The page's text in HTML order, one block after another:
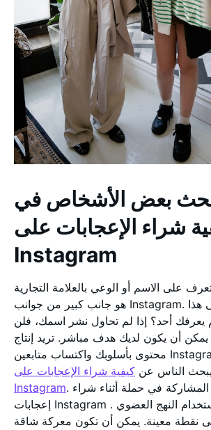
يبحث بعض الأشخاص في
شراء الإعجابات على
Instagram
على الاسم أو الوعي بالعلامة التجارية
هو جانب كبير من جوانب Instagram. كيف ستحصل على هذا
يعرفك أحد؟ إذا لم تحاول نشر اسمك، فلن
أن يكون لديك هدف مباشر. تريد إنتاج
محتوى بأسلوبك واكتساب متابعين Instagram بطريقة طبيعية.
الناس عن كيفية شراء الإعجابات على
Instagram. يمكنك أيضًا المشاركة في حملة أثناء شراء
إعجابات Instagram . لسوء الحظ، فإن استخدام النهج العضوي
نقطة معينة. يمكن أن تكون معركة شاقة